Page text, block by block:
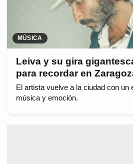
MÚSICA
Leiva y su gira
para recordar en
El artista vuelve a la ciudad con un
música y emoción.